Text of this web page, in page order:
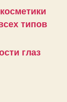
типов
глаз